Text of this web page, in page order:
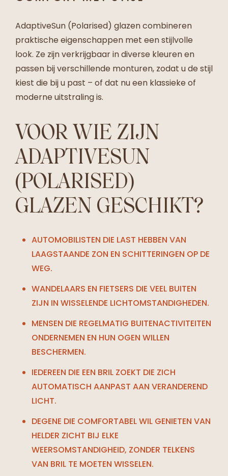
AdaptiveSun (Polarised) glazen combineren
praktische eigenschappen met een stijlvolle
look. Ze zijn verkrijgbaar in diverse kleuren en
passen bij verschillende monturen, zodat u de stijl
kiest die bij u past – of dat nu een klassieke of
moderne uitstraling is.
VOOR WIE ZIJN
ADAPTIVESUN
(POLARISED)
GLAZEN GESCHIKT?
AUTOMOBILISTEN DIE LAST HEBBEN VAN
LAAGSTAANDE ZON EN SCHITTERINGEN OP DE
WEG.
WANDELAARS EN FIETSERS DIE VEEL BUITEN
ZIJN IN WISSELENDE LICHTOMSTANDIGHEDEN.
MENSEN DIE REGELMATIG BUITENACTIVITEITEN
ONDERNEMEN EN HUN OGEN WILLEN
BESCHERMEN.
IEDEREEN DIE EEN BRIL ZOEKT DIE ZICH
AUTOMATISCH AANPAST AAN VERANDEREND
LICHT.
DEGENE DIE COMFORTABEL WIL GENIETEN VAN
HELDER ZICHT BIJ ELKE
WEERSOMSTANDIGHEID, ZONDER TELKENS
VAN BRIL TE MOETEN WISSELEN.